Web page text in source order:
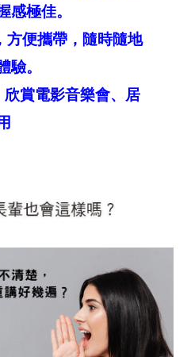
感極佳。
方便攜帶，隨時隨地
。
賞電影音樂會、居